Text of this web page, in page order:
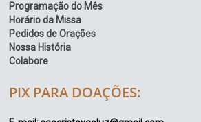
Programação do Mês
Horário da Missa
Pedidos de Orações
Nossa História
Colabore
PIX PARA DOAÇÕES: